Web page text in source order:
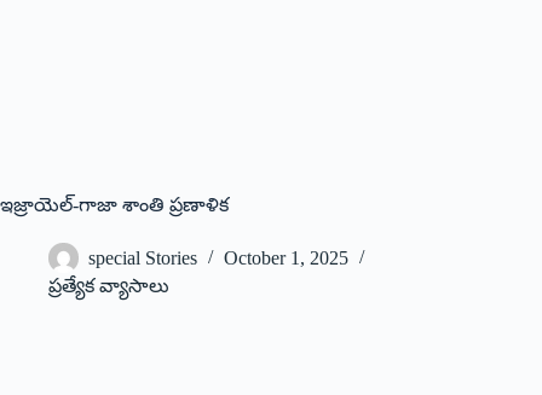
ఇజ్రాయెల్-గాజా శాంతి ప్రణాళిక
special Stories
October 1, 2025
ప్రత్యేక వ్యాసాలు